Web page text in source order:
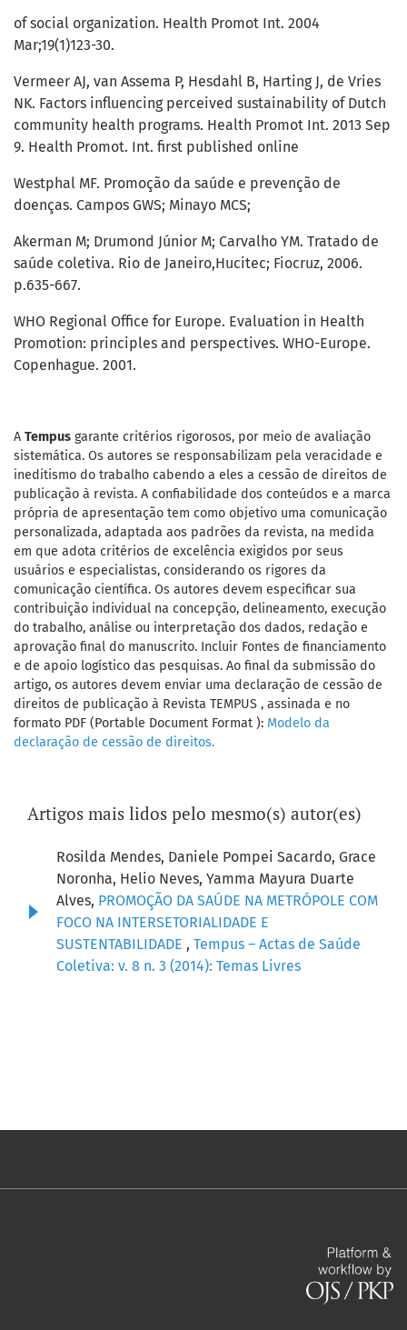
of social organization. Health Promot Int. 2004
Mar;19(1)123-30.
Vermeer AJ, van Assema P, Hesdahl B, Harting J, de Vries
NK. Factors influencing perceived sustainability of Dutch
community health programs. Health Promot Int. 2013 Sep
9. Health Promot. Int. first published online
Westphal MF. Promoção da saúde e prevenção de
doenças. Campos GWS; Minayo MCS;
Akerman M; Drumond Júnior M; Carvalho YM. Tratado de
saúde coletiva. Rio de Janeiro,Hucitec; Fiocruz, 2006.
p.635-667.
WHO Regional Office for Europe. Evaluation in Health
Promotion: principles and perspectives. WHO-Europe.
Copenhague. 2001.
A Tempus garante critérios rigorosos, por meio de avaliação
sistemática. Os autores se responsabilizam pela veracidade e
ineditismo do trabalho cabendo a eles a cessão de direitos de
publicação à revista. A confiabilidade dos conteúdos e a marca
própria de apresentação tem como objetivo uma comunicação
personalizada, adaptada aos padrões da revista, na medida
em que adota critérios de excelência exigidos por seus
usuários e especialistas, considerando os rigores da
comunicação científica. Os autores devem especificar sua
contribuição individual na concepção, delineamento, execução
do trabalho, análise ou interpretação dos dados, redação e
aprovação final do manuscrito. Incluir Fontes de financiamento
e de apoio logístico das pesquisas. Ao final da submissão do
artigo, os autores devem enviar uma declaração de cessão de
direitos de publicação à Revista TEMPUS , assinada e no
formato PDF (Portable Document Format ): Modelo da
declaração de cessão de direitos.
Artigos mais lidos pelo mesmo(s) autor(es)
Rosilda Mendes, Daniele Pompei Sacardo, Grace
Noronha, Helio Neves, Yamma Mayura Duarte
Alves, PROMOÇÃO DA SAÚDE NA METRÓPOLE COM
FOCO NA INTERSETORIALIDADE E
SUSTENTABILIDADE , Tempus – Actas de Saúde
Coletiva: v. 8 n. 3 (2014): Temas Livres